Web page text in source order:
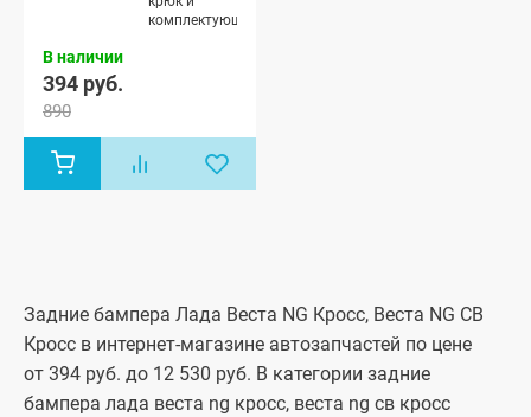
Веста NG
комплектующие
В наличии
394 руб.
890
Задние бампера Лада Веста NG Кросс, Веста NG СВ
Кросс в интернет-магазине автозапчастей по цене
от 394 руб. до 12 530 руб. В категории задние
бампера лада веста ng кросс, веста ng св кросс